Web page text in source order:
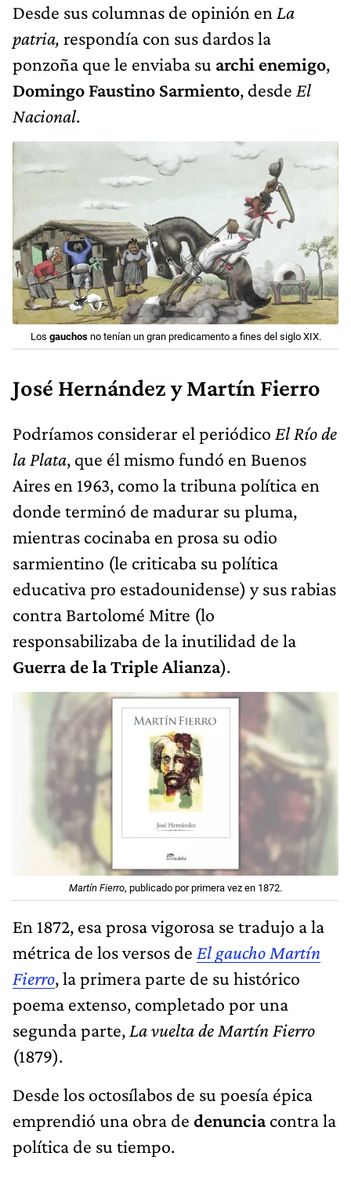
Desde sus columnas de opinión en La
patria, respondía con sus dardos la
ponzoña que le enviaba su archi enemigo,
Domingo Faustino Sarmiento, desde El
Nacional.
Los gauchos no tenían un gran predicamento a fines del siglo XIX.
José Hernández y Martín Fierro
Podríamos considerar el periódico El Río de
la Plata, que él mismo fundó en Buenos
Aires en 1963, como la tribuna política en
donde terminó de madurar su pluma,
mientras cocinaba en prosa su odio
sarmientino (le criticaba su política
educativa pro estadounidense) y sus rabias
contra Bartolomé Mitre (lo
responsabilizaba de la inutilidad de la
Guerra de la Triple Alianza).
Martín Fierro, publicado por primera vez en 1872.
En 1872, esa prosa vigorosa se tradujo a la
métrica de los versos de El gaucho Martín
Fierro, la primera parte de su histórico
poema extenso, completado por una
segunda parte, La vuelta de Martín Fierro
(1879).
Desde los octosílabos de su poesía épica
emprendió una obra de denunciacontra la
política de su tiempo.